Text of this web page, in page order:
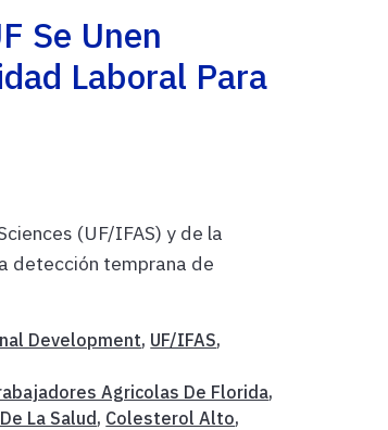
Se Unen
Laboral Para
(UF/IFAS) y de la
detección temprana de
Development, UF/IFAS,
Agricolas De Florida,
La Salud, Colesterol Alto,